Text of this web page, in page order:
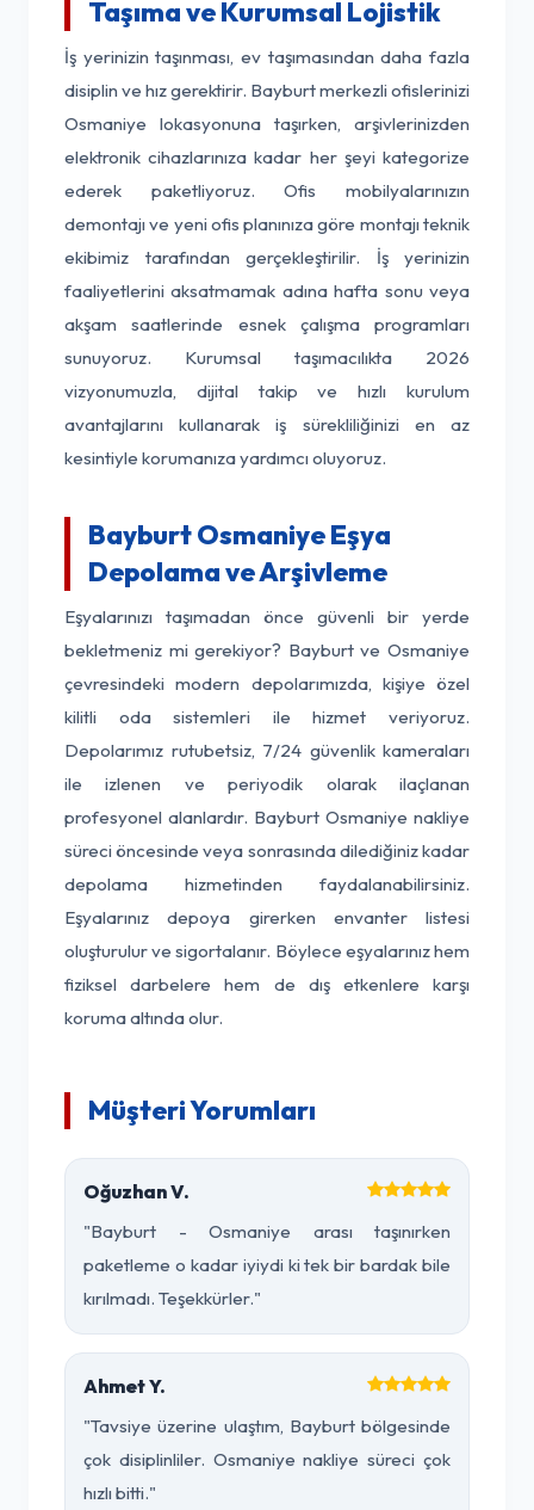
Taşıma ve Kurumsal Lojistik
İş yerinizin taşınması, ev taşımasından daha fazla
disiplin ve hız gerektirir. Bayburt merkezli ofislerinizi
Osmaniye lokasyonuna taşırken, arşivlerinizden
elektronik cihazlarınıza kadar her şeyi kategorize
ederek paketliyoruz. Ofis mobilyalarınızın
demontajı ve yeni ofis planınıza göre montajı teknik
ekibimiz tarafından gerçekleştirilir. İş yerinizin
faaliyetlerini aksatmamak adına hafta sonu veya
akşam saatlerinde esnek çalışma programları
sunuyoruz. Kurumsal taşımacılıkta 2026
vizyonumuzla, dijital takip ve hızlı kurulum
avantajlarını kullanarak iş sürekliliğinizi en az
kesintiyle korumanıza yardımcı oluyoruz.
Bayburt Osmaniye Eşya
Depolama ve Arşivleme
Eşyalarınızı taşımadan önce güvenli bir yerde
bekletmeniz mi gerekiyor? Bayburt ve Osmaniye
çevresindeki modern depolarımızda, kişiye özel
kilitli oda sistemleri ile hizmet veriyoruz.
Depolarımız rutubetsiz, 7/24 güvenlik kameraları
ile izlenen ve periyodik olarak ilaçlanan
profesyonel alanlardır. Bayburt Osmaniye nakliye
süreci öncesinde veya sonrasında dilediğiniz kadar
depolama hizmetinden faydalanabilirsiniz.
Eşyalarınız depoya girerken envanter listesi
oluşturulur ve sigortalanır. Böylece eşyalarınız hem
fiziksel darbelere hem de dış etkenlere karşı
koruma altında olur.
Müşteri Yorumları
Oğuzhan V.
"Bayburt - Osmaniye arası taşınırken
paketleme o kadar iyiydi ki tek bir bardak bile
kırılmadı. Teşekkürler."
Ahmet Y.
"Tavsiye üzerine ulaştım, Bayburt bölgesinde
çok disiplinliler. Osmaniye nakliye süreci çok
hızlı bitti."